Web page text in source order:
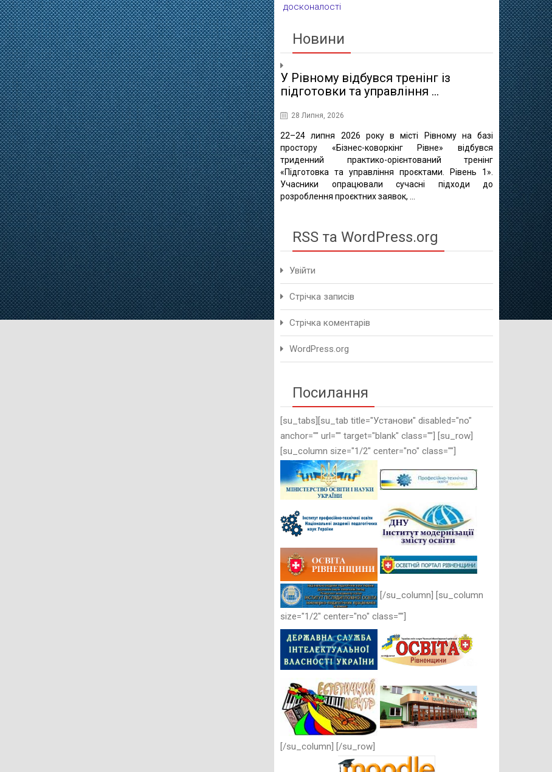
досконалості
Новини
У Рівному відбувся тренінг із
підготовки та управління ...
28 Липня, 2026
22–24 липня 2026 року в місті Рівному на базі
простору «Бізнес-коворкінг Рівне» відбувся
триденний практико-орієнтований тренінг
«Підготовка та управління проєктами. Рівень 1».
Учасники опрацювали сучасні підходи до
розроблення проєктних заявок, ...
освіти
16 Липня,
10 липня в
відбулася
міста Рівне
методичного
RSS та WordPress.org
Увійти
Стрічка записів
Стрічка коментарів
WordPress.org
Посилання
[su_tabs][su_tab title="Установи" disabled="no"
anchor="" url="" target="blank" class=""] [su_row]
[su_column size="1/2" center="no" class=""]
[/su_column] [su_column
size="1/2" center="no" class=""]
[/su_column] [/su_row]